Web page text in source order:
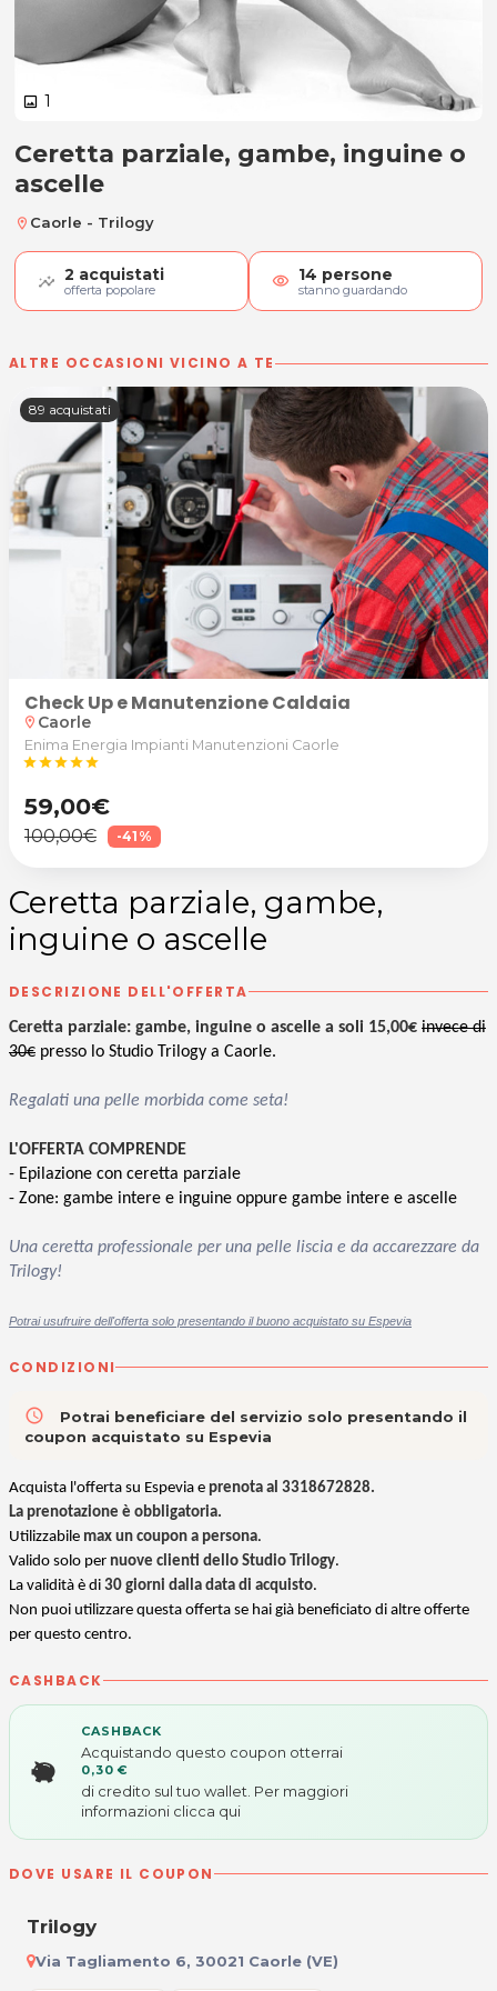
image 1
Ceretta parziale, gambe, inguine
Ceretta parziale, gambe, inguine o
ascelle
location_on Caorle - Trilogy
2 acquistati
offerta popolare visibility 14 persone
stanno guardando
ALTRE OCCASIONI VICINO A TE
89 acquistati
Check Up e Manutenzione Caldaia
location_on Caorle
Enima Energia Impianti Manutenzioni Caorle
starstarstarstarstar
59,00€
100,00€ -41%
Ceretta parziale, gambe,
inguine o ascelle
DESCRIZIONE DELL'OFFERTA
Ceretta parziale: gambe, inguine o ascelle a soli 15,00€ invece di
30€ presso lo Studio Trilogy a Caorle.
Regalati una pelle morbida come seta!
L'OFFERTA COMPRENDE
- Epilazione con ceretta parziale
- Zone: gambe intere e inguine oppure gambe intere e ascelle
Una ceretta professionale per una pelle liscia e da accarezzare da
Trilogy!
Potrai usufruire dell'offerta solo presentando il buono acquistato su Espevia
CONDIZIONI
access_time
Potrai beneficiare del servizio solo presentando il
coupon acquistato su Espevia
Acquista l'offerta su Espevia e prenota al 3318672828.
La prenotazione è obbligatoria.
Utilizzabile max un coupon a persona.
Valido solo per nuove clienti dello Studio Trilogy.
La validità è di 30 giorni dalla data di acquisto.
Non puoi utilizzare questa offerta se hai già beneficiato di altre offerte
per questo centro.
CASHBACK
CASHBACK
Acquistando questo coupon otterrai
0,30 €
di credito sul tuo wallet. Per maggiori
informazioni clicca qui
DOVE USARE IL COUPON
Trilogy
Via Tagliamento 6, 30021 Caorle (VE)